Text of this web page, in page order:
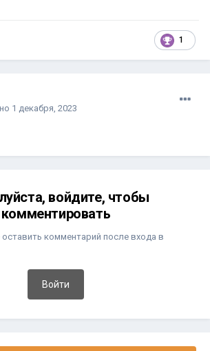
1
1 декабря, 2023
войдите, чтобы
комментировать
комментарий после входа в
Войти